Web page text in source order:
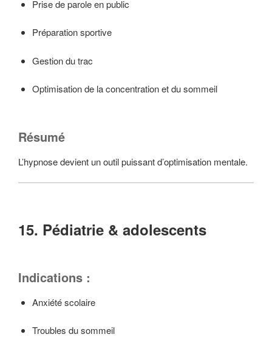
Prise de parole en public
Préparation sportive
Gestion du trac
Optimisation de la concentration et du sommeil
Résumé
L’hypnose devient un outil puissant d’optimisation mentale.
15. Pédiatrie & adolescents
Indications :
Anxiété scolaire
Troubles du sommeil